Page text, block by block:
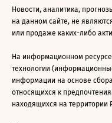
Новости, аналитика,
на данном сайте, не
или продаже каких-либо
На информационном
технологии
информации на основе
относящихся к
находящихся на территории